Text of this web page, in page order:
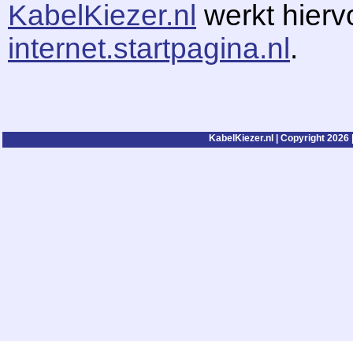
KabelKiezer.nl werkt
internet.startpagina.nl.
KabelKiezer.nl | Copyright 2026